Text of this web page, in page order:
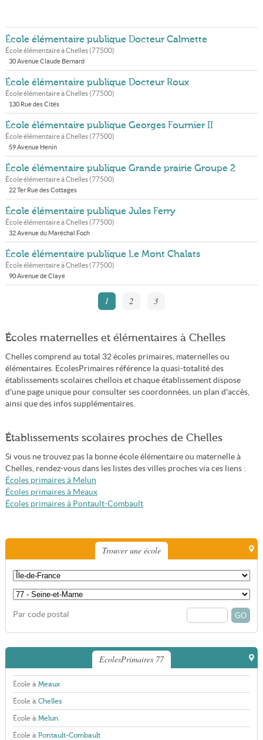
École élémentaire publique Docteur Calmette
École élémentaire àChelles(77500)
30 Avenue Claude Bernard
École élémentaire publique Docteur Roux
École élémentaire àChelles(77500)
130 Rue des Cités
École élémentaire publique Georges Fournier II
École élémentaire àChelles(77500)
59 Avenue Henin
École élémentaire publique Grande prairie Groupe 2
École élémentaire àChelles(77500)
22 Ter Rue des Cottages
École élémentaire publique Jules Ferry
École élémentaire àChelles(77500)
32 Avenue du Maréchal Foch
École élémentaire publique Le Mont Chalats
École élémentaire àChelles(77500)
90 Avenue de Claye
1 2 3
Écoles maternelles et élémentaires à Chelles
Chelles comprend au total 32 écoles primaires, maternelles ou
élémentaires. EcolesPrimaires référence la quasi-totalité des
établissements scolaires chellois et chaque établissement dispose
d'une page unique pour consulter ses coordonnées, un plan d'accès,
ainsi que des infos supplémentaires.
Établissements scolaires proches de Chelles
Si vous ne trouvez pas la bonne école élémentaire ou maternelle à
Chelles, rendez-vous dans les listes des villes proches via ces liens :
Écoles primaires à Melun
Écoles primaires à Meaux
Écoles primaires à Pontault-Combault
Trouver une école
Par code postal
EcolesPrimaires 77
École à Meaux
École à Chelles
École à Melun
École à Pontault-Combault